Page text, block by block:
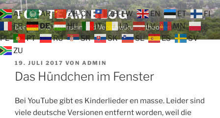
Zum
Inhalt
springen
TOP TEAM BLOG
Der tägliche Wahnsinn und Verschwörungstheorien
VERÖFFENTLICHT
AM
19. JULI 2017 VON ADMIN
Das Hündchen im Fenster
Bei YouTube gibt es Kinderlieder en masse. Leider sind
viele deutsche Versionen entfernt worden, weil die
AF AR ZH-CN ZH-TW EN ET
FI
FR
DE HU IT LA LV
MN
PL
PT RU SR SK SL ES
SV
ZU